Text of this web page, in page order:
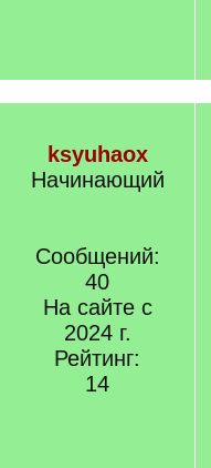
ksyuhaox
Начинающий
Сообщений:
40
На сайте с
2024 г.
Рейтинг:
14